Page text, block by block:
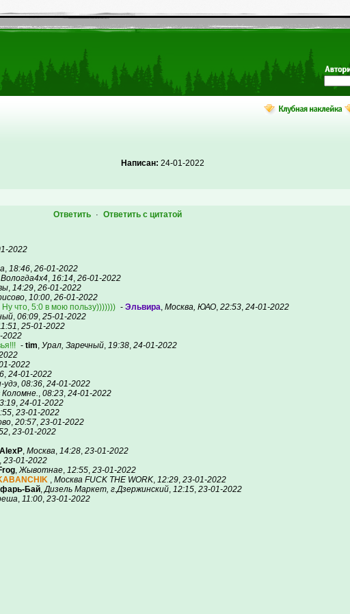
Написан: 24-01-2022
Ответить
·
Ответить с цитатой
2022
, 18:46, 26-01-2022
Вологда4х4, 16:14, 26-01-2022
, 14:29, 26-01-2022
, 10:00, 26-01-2022
что, 5:0 в мою пользу))))))) - Эльвира, Москва, ЮАО, 22:53, 24-01-2022
, 06:09, 25-01-2022
, 25-01-2022
2022
- tim, Урал, Заречный, 19:38, 24-01-2022
2022
, 24-01-2022
удэ, 08:36, 24-01-2022
, 08:23, 24-01-2022
, 24-01-2022
, 23-01-2022
, 20:57, 23-01-2022
, 23-01-2022
AlexP, Москва, 14:28, 23-01-2022
, 23-01-2022
,Жывотнае, 12:55, 23-01-2022
, Москва FUCK THE WORK, 12:29, 23-01-2022
Бай,Дизель Маркет, г.Дзержинский, 12:15, 23-01-2022
, 11:00, 23-01-2022